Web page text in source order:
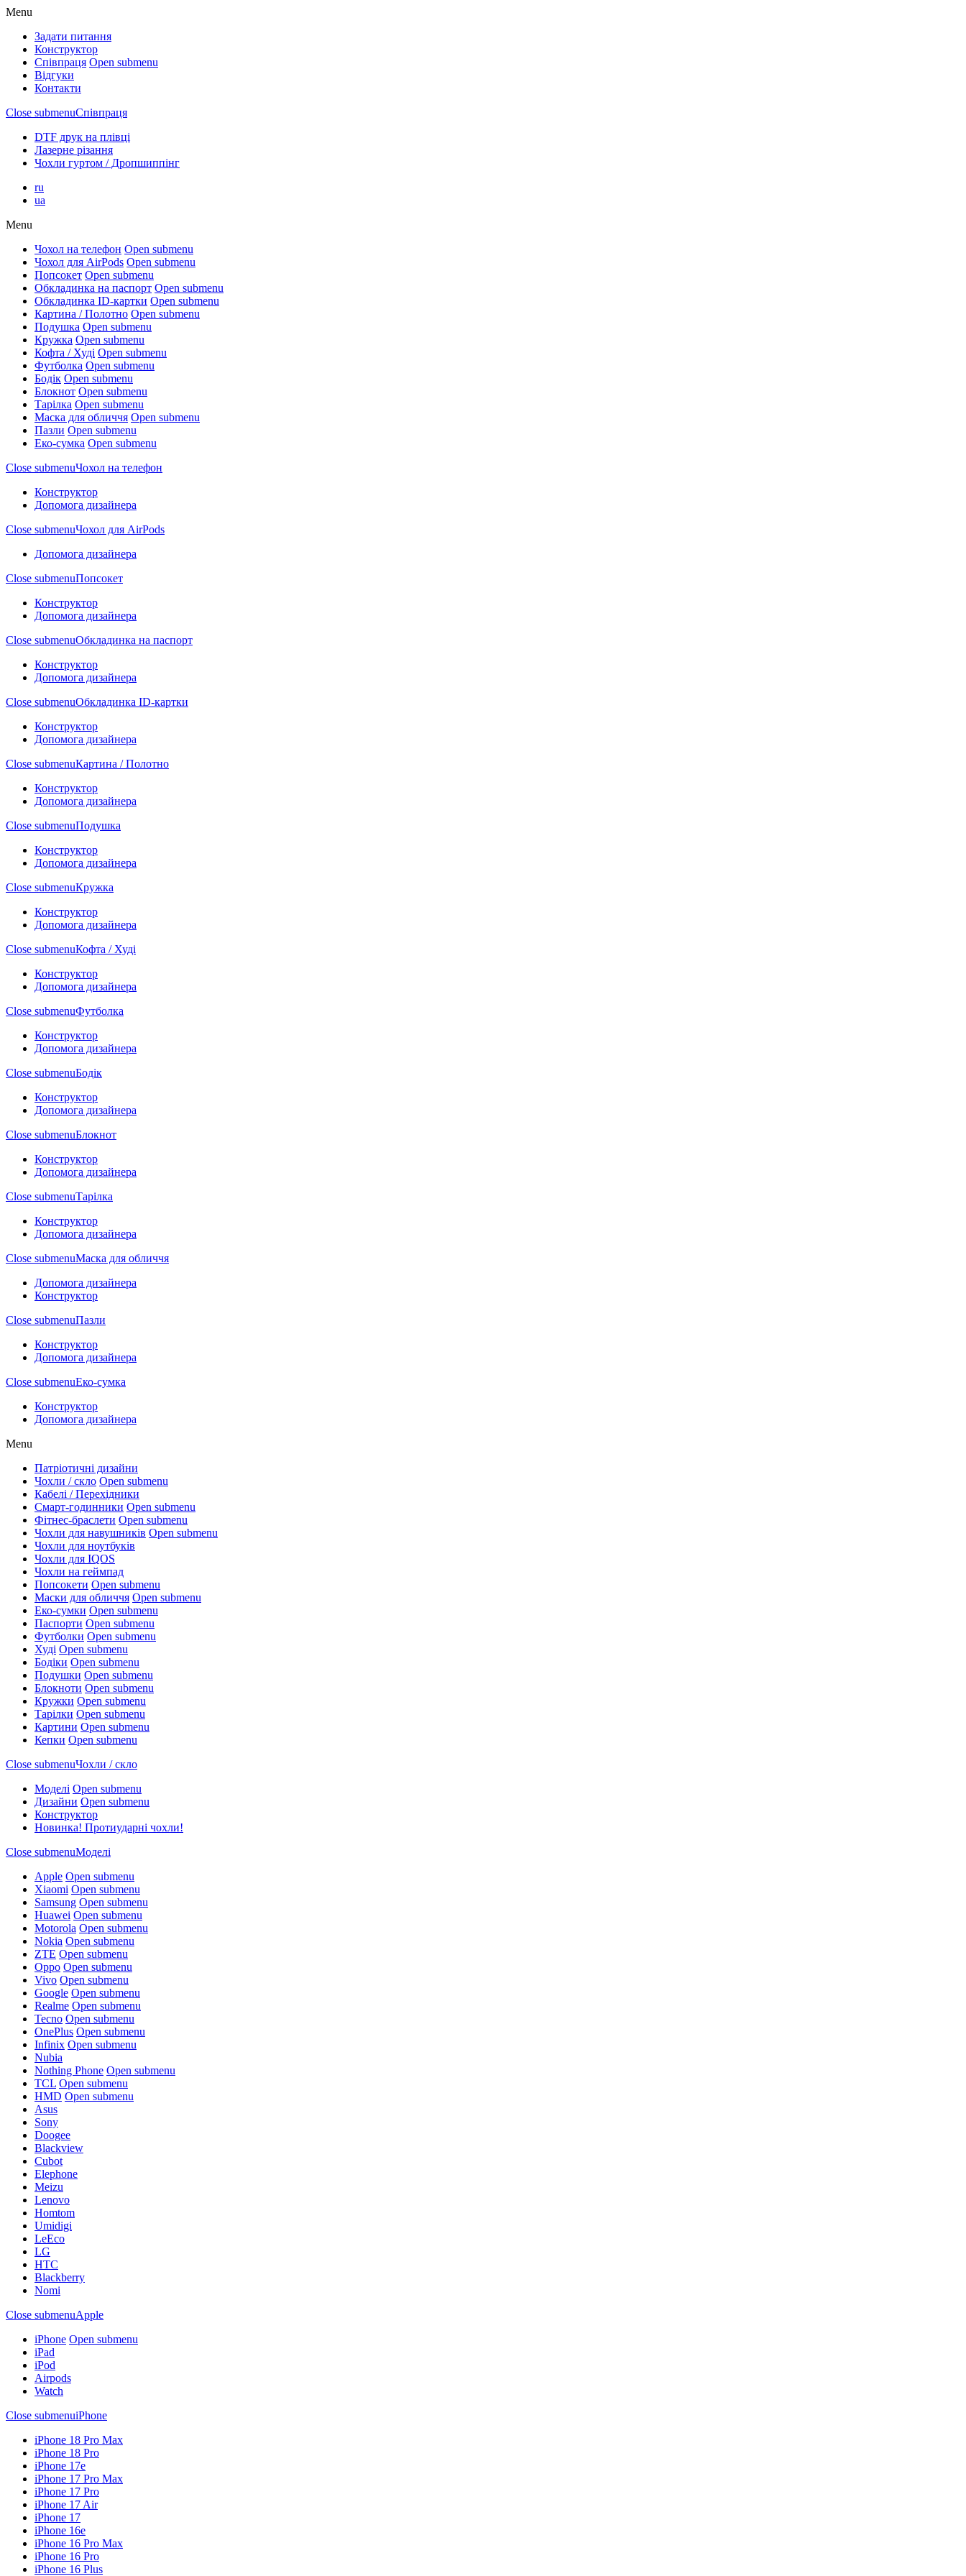
Menu
Задати питання
Конструктор
Співпраця Open submenu
Відгуки
Контакти
Close submenuСпівпраця
DTF друк на плівці
Лазерне різання
Чохли гуртом / Дропшиппінг
ru
ua
Menu
Чохол на телефон Open submenu
Чохол для AirPods Open submenu
Попсокет Open submenu
Обкладинка на паспорт Open submenu
Обкладинка ID-картки Open submenu
Картина / Полотно Open submenu
Подушка Open submenu
Кружка Open submenu
Кофта / Худі Open submenu
Футболка Open submenu
Бодік Open submenu
Блокнот Open submenu
Тарілка Open submenu
Маска для обличчя Open submenu
Пазли Open submenu
Еко-сумка Open submenu
Close submenuЧохол на телефон
Конструктор
Допомога дизайнера
Close submenuЧохол для AirPods
Допомога дизайнера
Close submenuПопсокет
Конструктор
Допомога дизайнера
Close submenuОбкладинка на паспорт
Конструктор
Допомога дизайнера
Close submenuОбкладинка ID-картки
Конструктор
Допомога дизайнера
Close submenuКартина / Полотно
Конструктор
Допомога дизайнера
Close submenuПодушка
Конструктор
Допомога дизайнера
Close submenuКружка
Конструктор
Допомога дизайнера
Close submenuКофта / Худі
Конструктор
Допомога дизайнера
Close submenuФутболка
Конструктор
Допомога дизайнера
Close submenuБодік
Конструктор
Допомога дизайнера
Close submenuБлокнот
Конструктор
Допомога дизайнера
Close submenuТарілка
Конструктор
Допомога дизайнера
Close submenuМаска для обличчя
Допомога дизайнера
Конструктор
Close submenuПазли
Конструктор
Допомога дизайнера
Close submenuЕко-сумка
Конструктор
Допомога дизайнера
Menu
Патріотичні дизайни
Чохли / скло Open submenu
Кабелі / Перехідники
Смарт-годинники Open submenu
Фітнес-браслети Open submenu
Чохли для навушників Open submenu
Чохли для ноутбуків
Чохли для IQOS
Чохли на геймпад
Попсокети Open submenu
Маски для обличчя Open submenu
Еко-сумки Open submenu
Паспорти Open submenu
Футболки Open submenu
Худі Open submenu
Бодіки Open submenu
Подушки Open submenu
Блокноти Open submenu
Кружки Open submenu
Тарілки Open submenu
Картини Open submenu
Кепки Open submenu
Close submenuЧохли / скло
Моделі Open submenu
Дизайни Open submenu
Конструктор
Новинка! Протиударні чохли!
Close submenuМоделі
Apple Open submenu
Xiaomi Open submenu
Samsung Open submenu
Huawei Open submenu
Motorola Open submenu
Nokia Open submenu
ZTE Open submenu
Oppo Open submenu
Vivo Open submenu
Google Open submenu
Realme Open submenu
Tecno Open submenu
OnePlus Open submenu
Infinix Open submenu
Nubia
Nothing Phone Open submenu
TCL Open submenu
HMD Open submenu
Asus
Sony
Doogee
Blackview
Cubot
Elephone
Meizu
Lenovo
Homtom
Umidigi
LeEco
LG
HTC
Blackberry
Nomi
Close submenuApple
iPhone Open submenu
iPad
iPod
Airpods
Watch
Close submenuiPhone
iPhone 18 Pro Max
iPhone 18 Pro
iPhone 17e
iPhone 17 Pro Max
iPhone 17 Pro
iPhone 17 Air
iPhone 17
iPhone 16e
iPhone 16 Pro Max
iPhone 16 Pro
iPhone 16 Plus